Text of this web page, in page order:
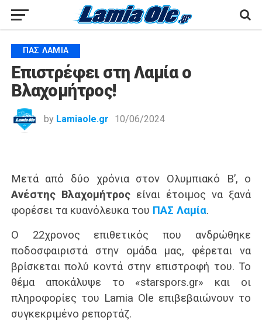
ΠΑΣ ΛΑΜΊΑ
Επιστρέφει στη Λαμία ο
Βλαχομήτρος!
by Lamiaole.gr 10/06/2024
Μετά από δύο χρόνια στον Ολυμπιακό Β’, ο
Ανέστης Βλαχομήτροςείναι έτοιμος να ξανά
φορέσει τα κυανόλευκα του ΠΑΣ Λαμία.
Ο 22χρονος επιθετικός που ανδρώθηκε
ποδοσφαιριστά στην ομάδα μας, φέρεται να
βρίσκεται πολύ κοντά στην επιστροφή του. Το
θέμα αποκάλυψε το «starspors.gr» και οι
πληροφορίες του Lamia Ole επιβεβαιώνουν το
συγκεκριμένο ρεπορτάζ.